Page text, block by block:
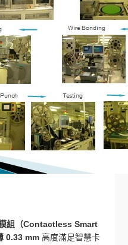
組（Contactless Smart
0.33 mm 高度滿足智慧卡